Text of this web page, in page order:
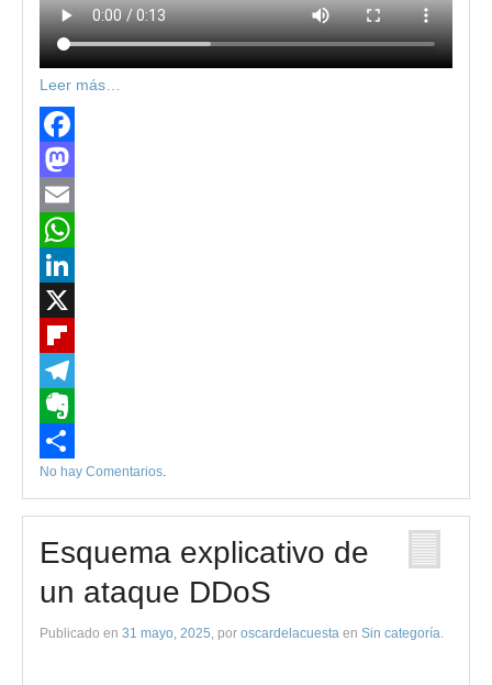
Leer más…
Facebook
Mastodon
Email
WhatsApp
LinkedIn
Flipboard
Telegram
Evernote
Compartir
No hay Comentarios
Esquema explicativo de
un ataque DDoS
Publicado en 31 mayo, 2025 , por oscardelacuesta en Sin categoría